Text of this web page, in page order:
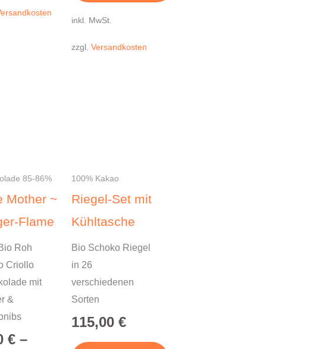
inkl. MwSt.
zzgl. Versandkosten
85-86%
Mother ~
Flame
Roh
Criollo
mit
&
€ –
100% Kakao
Riegel-Set mit
Kühltasche
Bio Schoko Riegel
in 26
verschiedenen
Sorten
115,00 €